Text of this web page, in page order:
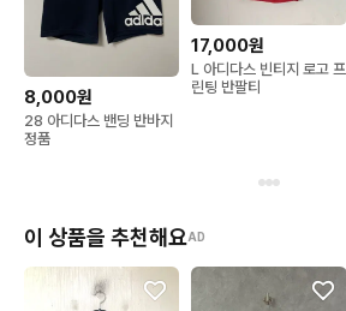
8,000원
28 아디다스 밴딩 반바지
정품
17,000원
L 아디다스 빈티지 로고 프
린팅 반팔티
이 상품을 추천해요AD